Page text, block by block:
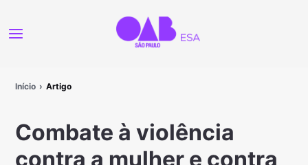
Início Artigo
Combate à violência
contra a mulher e contra